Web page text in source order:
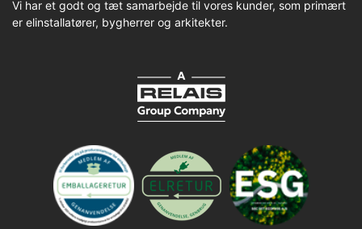
Vi har et godt og tæt samarbejde til vores kunder, som primært
er elinstallatører, bygherrer og arkitekter.